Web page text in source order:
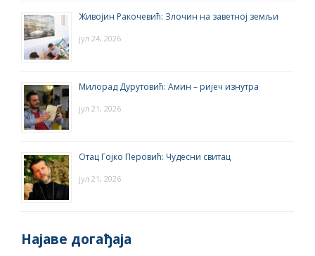
Живојин Ракочевић: Злочин на заветној земљи
јул 24, 2026
Милорад Дурутовић: Амин – ријеч изнутра
јул 21, 2026
Отац Гојко Перовић: Чудесни свитац
јул 21, 2026
Најаве догађаја